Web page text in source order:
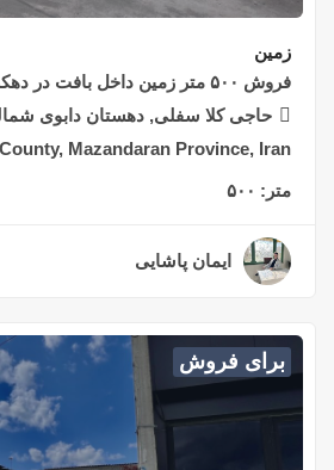
زمین
فروش ۵۰۰ متر زمین داخل بافت در دهکده توریستی سرخرود
حاجی کلا سفلی, دهستان دابوی
Mazandaran Province, Iran
متر: ۵۰۰
ایمان پاشایی
برای فروش